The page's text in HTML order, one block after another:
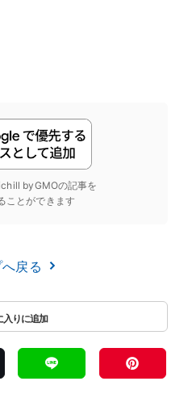
byGMOの記事を
ことができます
へ戻る